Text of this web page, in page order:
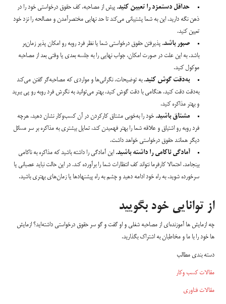
حداقل دستمزد را تعیین کنید. پیش از مصاحبه، کف حقوق درخواستی خود را در
ذهن نگه دارید. این به شما پشتیبانی می‌‌کند تا حد نهایی مختصر‌آمدن و مصالحه را نزد خود
تعیین کنید.
صبور باشد. پذیرفتن حقوق درخواستی شما یا نظر فرد روبه رو امکان پذیر زمان‌بر
باشد. به این علت در صورت امکان، جواب نهایی را به جلسه بعدی یا وقتی بعد از مصاحبه
موکول کنید.
به‌دقت گوش کنید. به توضیحات، نگرانی‌ها و مواردی که مصاحبه‌گر گفتن می‌کند
به‌دقت دقت کنید. هنگامی با دقت گوش کنید، بهتر می‌توانید به نگرش فرد روبه رو پی ببرید
و بهتر مذاکره کنید.
مشتاق باشید. خود را به‌خوبی مشتاق کارکردن در آن کسب‌وکار نشان دهید. هرچه
فرد روبه رو اشتیاق و علاقه شما را بهتر فهمیدن کند، تمایل بیشتری به مذاکره بر سر مسائل
دیگر همانند حقوق درخواستی خواهد داشت.
آمادگی ناکامی را داشته باشید. این آمادگی را داشته باشید که مذاکره به ناکامی
بینجامد. احتمالا کارفرما نتواند کف انتظارات شما را برآورده کند. در این حالت نباید عصبانی یا
سرخورده شوید. به راه خود ادامه دهید و چشم به راه پیشنهادها یا زمان‌های بهتری باشید.
از توانایی خود بگویید
چه ازمایش ها آموزنده‌ای از مصاحبه شغلی و او گفت و گو سر حقوق درخواستی داشته‌اید؟ ازمایش
ها خود را با ما و مخاطبان به اشتراک بگذارید.
دسته بندی مطالب
مقالات کسب وکار
مقالات فناوری